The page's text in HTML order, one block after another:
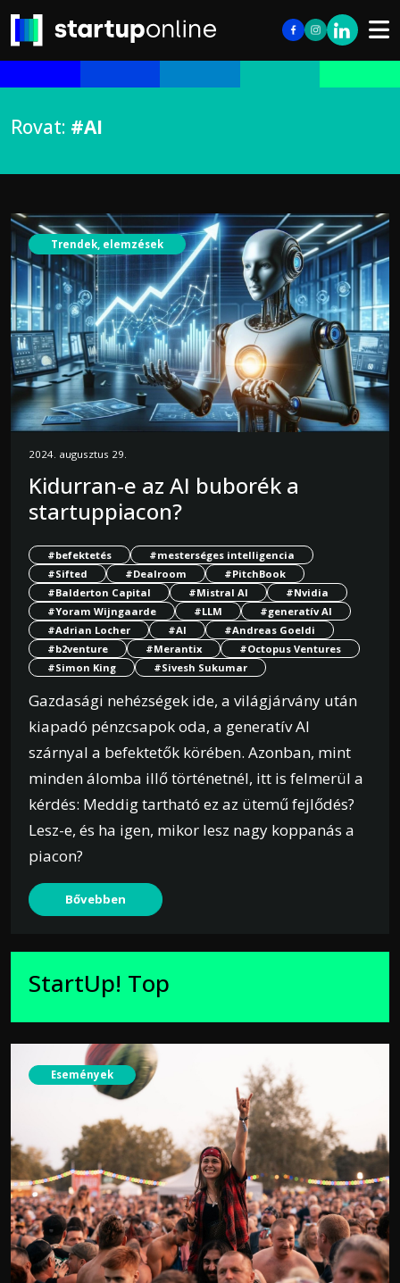
Rovat: #AI
Trendek, elemzések
2024. augusztus 29.
Kidurran-e az AI buborék a
startuppiacon?
#befektetés
#mesterséges intelligencia
#Sifted
#Dealroom
#PitchBook
#Balderton Capital
#Mistral AI
#Nvidia
#Yoram Wijngaarde
#LLM
#generatív AI
#Adrian Locher
#AI
#Andreas Goeldi
#b2venture
#Merantix
#Octopus Ventures
#Simon King
#Sivesh Sukumar
Gazdasági nehézségek ide, a világjárvány után
kiapadó pénzcsapok oda, a generatív AI
szárnyal a befektetők körében. Azonban, mint
minden álomba illő történetnél, itt is felmerül a
kérdés: Meddig tartható ez az ütemű fejlődés?
Lesz-e, és ha igen, mikor lesz nagy koppanás a
piacon?
Bővebben
StartUp! Top
Események